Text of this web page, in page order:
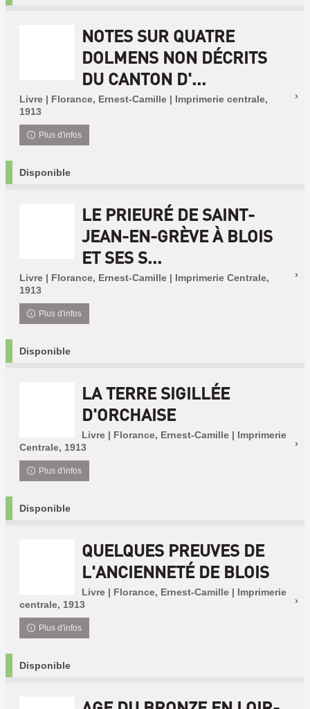
NOTES SUR QUATRE
DOLMENS NON DÉCRITS
DU CANTON D'...
Livre | Florance, Ernest-Camille | Imprimerie centrale,
1913
Plus d'infos
Disponible
LE PRIEURÉ DE SAINT-
JEAN-EN-GRÈVE À BLOIS
ET SES S...
Livre | Florance, Ernest-Camille | Imprimerie Centrale,
1913
Plus d'infos
Disponible
LA TERRE SIGILLÉE
D'ORCHAISE
Livre | Florance, Ernest-Camille | Imprimerie
Centrale, 1913
Plus d'infos
Disponible
QUELQUES PREUVES DE
L'ANCIENNETÉ DE BLOIS
Livre | Florance, Ernest-Camille | Imprimerie
centrale, 1913
Plus d'infos
Disponible